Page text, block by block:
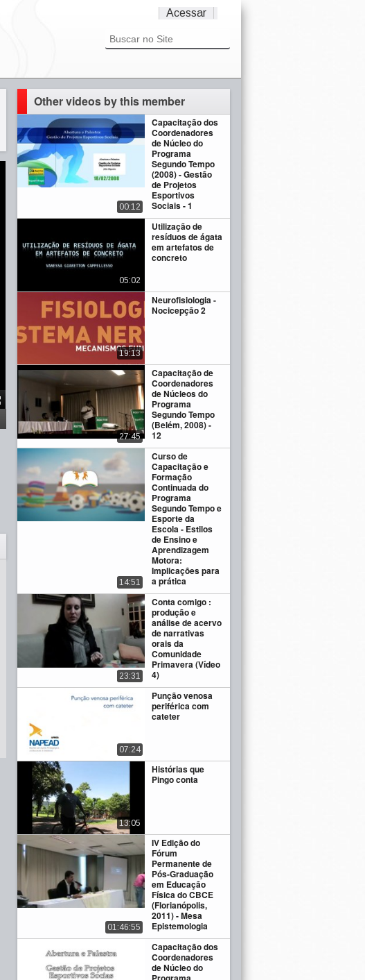
Acessar
Other videos by this member
Capacitação dos
Coordenadores
de Núcleo do
Programa
Segundo Tempo
(2008) - Gestão
de Projetos
Esportivos
Sociais - 1
00:12
Utilização de
resíduos de ágata
em artefatos de
concreto
05:02
Neurofisiologia -
Nocicepção 2
19:13
Capacitação de
Coordenadores
de Núcleos do
Programa
Segundo Tempo
(Belém, 2008) -
12
27:45
Curso de
Capacitação e
Formação
Continuada do
Programa
Segundo Tempo e
Esporte da
Escola - Estilos
de Ensino e
Aprendizagem
Motora:
Implicações para
a prática
14:51
Conta comigo :
produção e
análise de acervo
de narrativas
orais da
Comunidade
Primavera (Vídeo
4)
23:31
Punção venosa
periférica com
cateter
07:24
Histórias que
Pingo conta
13:05
IV Edição do
Fórum
Permanente de
Pós-Graduação
em Educação
Física do CBCE
(Florianópolis,
2011) - Mesa
Epistemologia
01:46:55
Capacitação dos
Coordenadores
de Núcleo do